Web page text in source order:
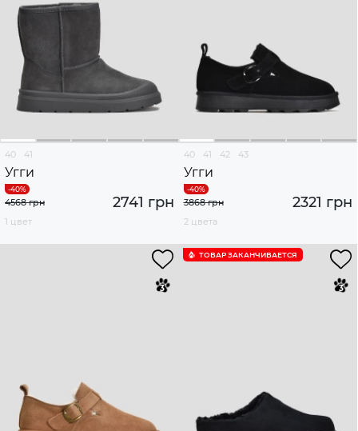
40 41
Угги
2741 грн
4568 грн
1 цвет
40 41 42 43
Угги
2321 грн
3868 грн
2 цвета
ТОВАР ЗАКАНЧИВАЕТСЯ